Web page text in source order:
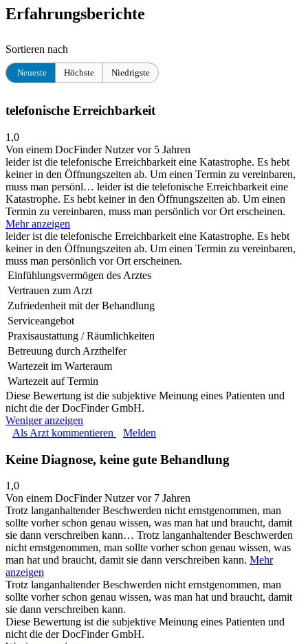
Erfahrungsberichte
Sortieren nach
Neueste Höchste Niedrigste
telefonische Erreichbarkeit
1,0
Von einem DocFinder Nutzervor 5 Jahren
leider ist die telefonische Erreichbarkeit eine Katastrophe. Es hebt
keiner in den Öffnungszeiten ab. Um einen Termin zu vereinbaren,
muss man persönl… leider ist die telefonische Erreichbarkeit eine
Katastrophe. Es hebt keiner in den Öffnungszeiten ab. Um einen
Termin zu vereinbaren, muss man persönlich vor Ort erscheinen.
Mehr anzeigen
leider ist die telefonische Erreichbarkeit eine Katastrophe. Es hebt
keiner in den Öffnungszeiten ab. Um einen Termin zu vereinbaren,
muss man persönlich vor Ort erscheinen.
Einfühlungsvermögen des Arztes
Vertrauen zum Arzt
Zufriedenheit mit der Behandlung
Serviceangebot
Praxisaustattung / Räumlichkeiten
Betreuung durch Arzthelfer
Wartezeit im Warteraum
Wartezeit auf Termin
Diese Bewertung ist die subjektive Meinung eines Patienten und
nicht die der DocFinder GmbH.
Weniger anzeigen
Als Arzt kommentieren
Melden
Keine Diagnose, keine gute Behandlung
1,0
Von einem DocFinder Nutzervor 7 Jahren
Trotz langanhaltender Beschwerden nicht ernstgenommen, man
sollte vorher schon genau wissen, was man hat und braucht, damit
sie dann verschreiben kann… Trotz langanhaltender Beschwerden
nicht ernstgenommen, man sollte vorher schon genau wissen, was
man hat und braucht, damit sie dann verschreiben kann. Mehr
anzeigen
Trotz langanhaltender Beschwerden nicht ernstgenommen, man
sollte vorher schon genau wissen, was man hat und braucht, damit
sie dann verschreiben kann.
Diese Bewertung ist die subjektive Meinung eines Patienten und
nicht die der DocFinder GmbH.